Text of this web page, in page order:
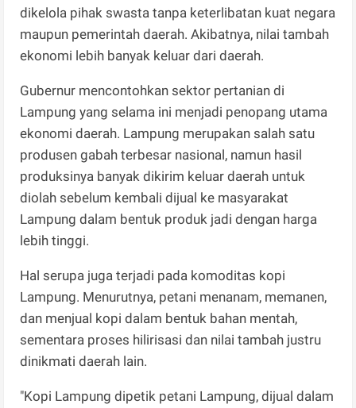
dikelola pihak swasta tanpa keterlibatan kuat negara
maupun pemerintah daerah. Akibatnya, nilai tambah
ekonomi lebih banyak keluar dari daerah.
Gubernur mencontohkan sektor pertanian di
Lampung yang selama ini menjadi penopang utama
ekonomi daerah. Lampung merupakan salah satu
produsen gabah terbesar nasional, namun hasil
produksinya banyak dikirim keluar daerah untuk
diolah sebelum kembali dijual ke masyarakat
Lampung dalam bentuk produk jadi dengan harga
lebih tinggi.
Hal serupa juga terjadi pada komoditas kopi
Lampung. Menurutnya, petani menanam, memanen,
dan menjual kopi dalam bentuk bahan mentah,
sementara proses hilirisasi dan nilai tambah justru
dinikmati daerah lain.
"Kopi Lampung dipetik petani Lampung, dijual dalam